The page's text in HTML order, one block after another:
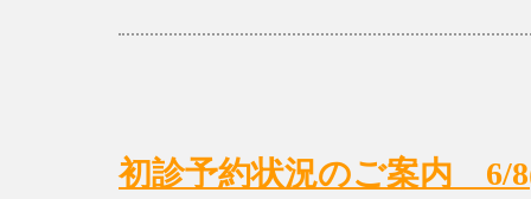
初診予約状況のご案内 6/